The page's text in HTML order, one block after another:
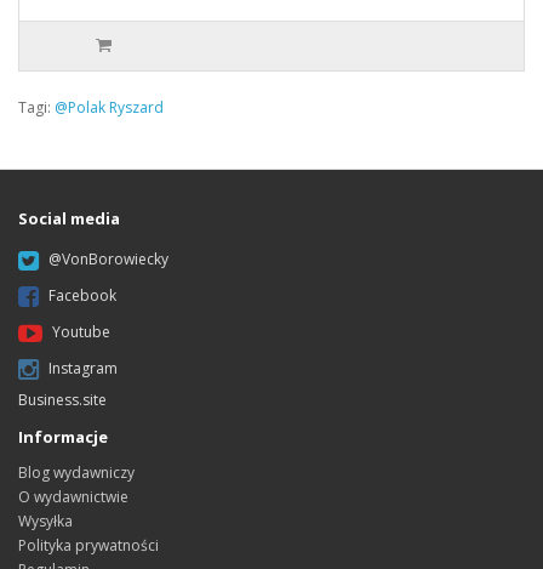
Tagi: @Polak Ryszard
Social media
@VonBorowiecky
Facebook
Youtube
Instagram
Business.site
Informacje
Blog wydawniczy
O wydawnictwie
Wysyłka
Polityka prywatności